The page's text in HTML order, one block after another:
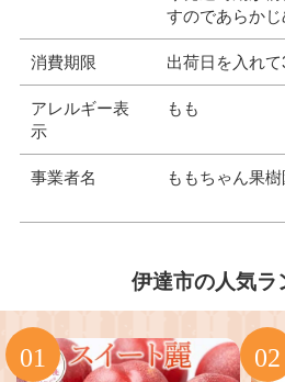
すのであらかじ
消費期限 出荷日を入れて
アレルギー表
示
もも
事業者名 ももちゃん果樹
伊達市の人気ラ